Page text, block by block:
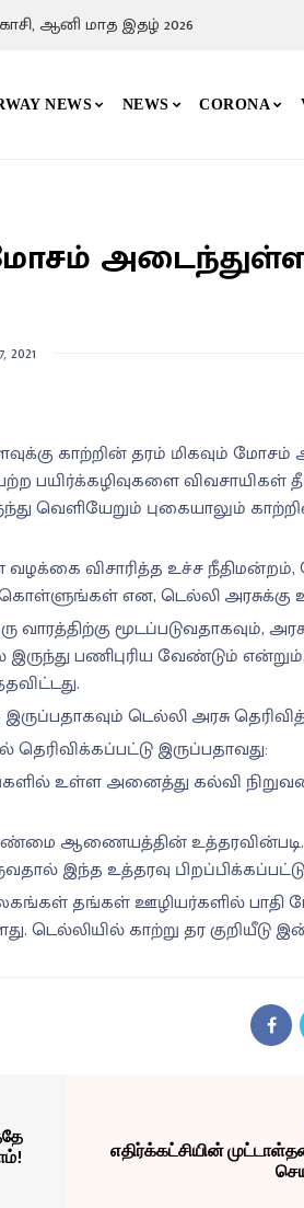
ஆனி மாத இதழ் 2026
NEWS NEWS CORONA
மோசம்
2021
காற்றின் தரம் மிகவும் மோசம்
பயிர்க்கழிவுகளை விவசாயிகள்
வெளியேறும் புகையாலும்
வழக்கை விசாரித்த உச்ச
என, டெல்லி அரசுக்கு
மூடப்படுவதாகவும்,
பணிபுரிய வேண்டும்
டெல்லி அரசு
இருப்பதாவது:
உள்ள அனைத்து கல்வி
ஆணையத்தின் உத்தரவின்படி.
இந்த உத்தரவு
தங்கள் ஊழியர்களில் பாதி
டெல்லியில் காற்று தர குறியீடு
எதிர்க்கட்சியின்